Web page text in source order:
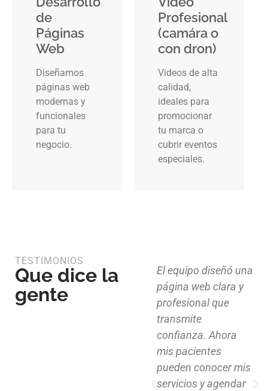
de
Páginas
Web
Diseñamos
páginas web
modernas y
funcionales
para tu
negocio.
Profesional
(camára o
con dron)
Videos de alta
calidad,
ideales para
promocionar
tu marca o
cubrir eventos
especiales.
TESTIMONIOS
Que dice la
gente
Diseño limpio,
estructura funcional
y atención al detalle.
El equipo diseñó una
página web clara y
profesional que
transmite
confianza. Ahora
mis pacientes
pueden conocer mis
servicios y agendar